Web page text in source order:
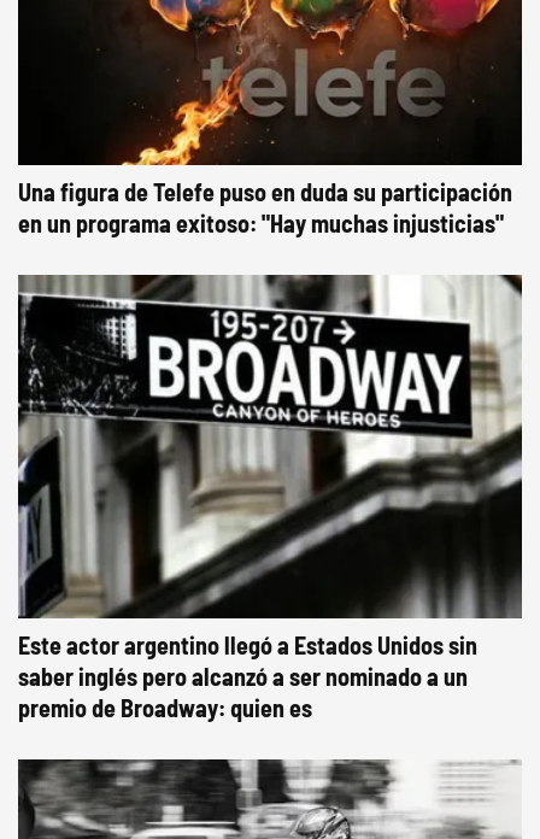
Una figura de Telefe puso en duda su participación
en un programa exitoso: "Hay muchas injusticias"
Este actor argentino llegó a Estados Unidos sin
saber inglés pero alcanzó a ser nominado a un
premio de Broadway: quien es